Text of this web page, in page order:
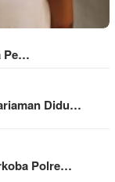
Pe…
Didu…
Polre…